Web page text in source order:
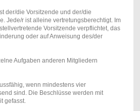
der/die Vorsitzende und der/die
Jede/r ist alleine vertretungsberechtigt. Im
Vorsitzende verpflichtet, das
oder auf Anweisung des/der
Aufgaben anderen Mitgliedern
wenn mindestens vier
sind. Die Beschlüsse werden mit
gefasst.